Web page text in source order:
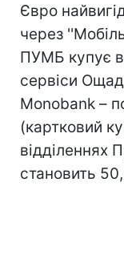
Євро
через
ПУМБ купує
сервіси
Monobank –
(картковий
відділеннях
становить